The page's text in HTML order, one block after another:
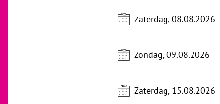
Zaterdag, 08.08.2026
Zondag, 09.08.2026
Zaterdag, 15.08.2026